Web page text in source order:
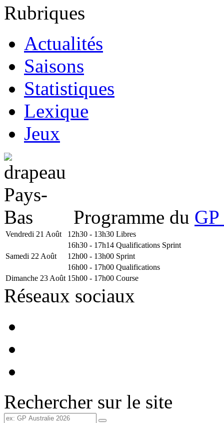
Rubriques
Actualités
Saisons
Statistiques
Lexique
Jeux
Programme du
Vendredi 21 Août 12h30 - 13h30 Libres
16h30 - 17h14 Qualifications Sprint
Samedi 22 Août
12h00 - 13h00 Sprint
16h00 - 17h00 Qualifications
Dimanche 23 Août 15h00 - 17h00 Course
Réseaux sociaux
Rechercher sur le site